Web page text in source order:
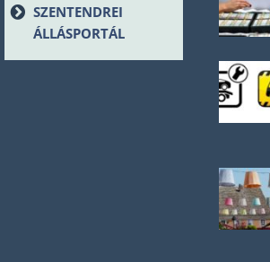
SZENTENDREI
ÁLLÁSPORTÁL